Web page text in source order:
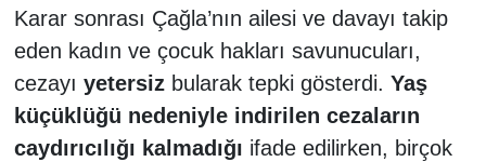
Karar sonrası Çağla’nın ailesi ve davayı takip
eden kadın ve çocuk hakları savunucuları,
cezayı yetersizbularak tepki gösterdi. Yaş
küçüklüğü nedeniyle indirilen cezaların
caydırıcılığı kalmadığı ifade edilirken, birçok